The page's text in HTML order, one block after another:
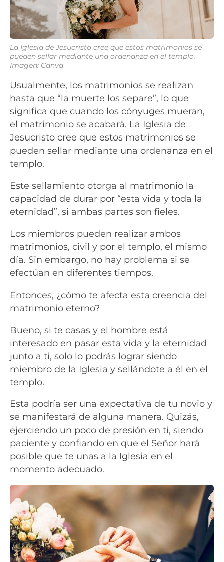
La Iglesia de Jesucristo cree que estos matrimonios se
pueden sellar mediante una ordenanza en el templo.
Imagen: Canva
Usualmente, los matrimonios se realizan
hasta que “la muerte los separe”, lo que
significa que cuando los cónyuges mueran,
el matrimonio se acabará. La Iglesia de
Jesucristo cree que estos matrimonios se
pueden sellar mediante una ordenanza en el
templo.
Este sellamiento otorga al matrimonio la
capacidad de durar por “esta vida y toda la
eternidad”, si ambas partes son fieles.
Los miembros pueden realizar ambos
matrimonios, civil y por el templo, el mismo
día. Sin embargo, no hay problema si se
efectúan en diferentes tiempos.
Entonces, ¿cómo te afecta esta creencia del
matrimonio eterno?
Bueno, si te casas y el hombre está
interesado en pasar esta vida y la eternidad
junto a ti, solo lo podrás lograr siendo
miembro de la Iglesia y sellándote a él en el
templo.
Esta podría ser una expectativa de tu novio y
se manifestará de alguna manera. Quizás,
ejerciendo un poco de presión en ti, siendo
paciente y confiando en que el Señor hará
posible que te unas a la Iglesia en el
momento adecuado.